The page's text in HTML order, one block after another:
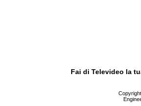
Fai di Televideo la